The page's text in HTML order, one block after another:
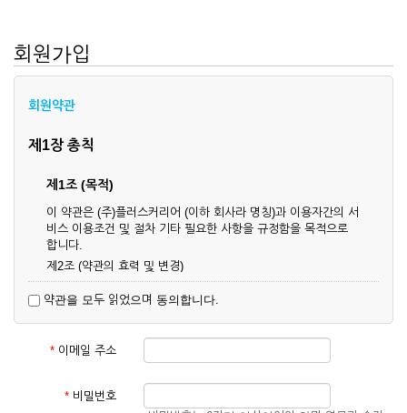
회원가입
회원약관
제1장 총칙
제1조 (목적)
이 약관은 (주)플러스커리어 (이하 회사라 명칭)과 이용자간의 서
비스 이용조건 및 절차 기타 필요한 사항을 규정함을 목적으로
합니다.
제2조 (약관의 효력 및 변경)
업상 중요 하거나 합리적인 사유가 발생할 경우 온라인 공사를
통하여 변경할 수 있습니다.
② 회원은 변경된 약관에 동의하지 않을 경우 서비스 이용을 중
단하고 이용계약을 해지할 수 있습니다. 약관의 효력 발생일 이
것으로 간주됩니다.
약관을 모두 읽었으며 동의합니다.
* 이메일 주소
* 비밀번호